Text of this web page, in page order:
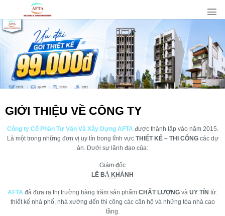
nội
dung
GIỚI THIỆU VỀ CÔNG TY
Công ty Cổ Phần Tư Vấn Và Xây Dựng AFTA được thành lập vào năm 2015.
Là một trong những đơn vị uy tín trong lĩnh vực THIẾT KẾ – THI CÔNGcác dự
án. Dưới sự lãnh đạo của:
Giám đốc
LÊ BÁ KHÁNH
AFTA đã đưa ra thị trường hàng trăm sản phẩm CHẤT LƯỢNG và UY TÍN từ:
thiết kế nhà phố, nhà xưởng đến thi công các căn hộ và những tòa nhà cao
tầng.